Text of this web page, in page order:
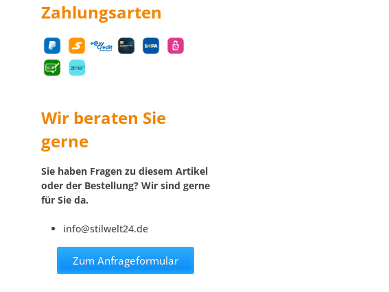
Zahlungsarten
Wir beraten Sie
gerne
Sie haben Fragen zu diesem Artikel
oder der Bestellung? Wir sind gerne
für Sie da.
info@stilwelt24.de
Zum Anfrageformular